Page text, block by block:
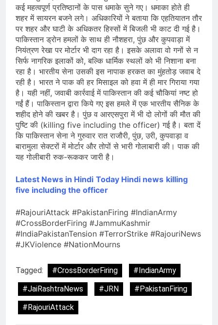
कई महत्वपूर्ण प्रतिष्ठानों के पास धमाके सुने गए। धमाका होते ही
शहर में सायरन बजने लगे। अधिकारियों ने बताया कि एहतियातन तौर
पर शहर और घाटी के अधिकतर हिस्सों में बिजली भी काट दी गई है।
पाकिस्तान ड्रोन हमलों के साथ ही नौशहरा, पुंछ और कुपवाड़ा में
नियंत्रण रेखा पर मोर्टार भी दाग रहा है। इसके अलावा वो गनों से न
सिर्फ नागरिक इलाकों को, बल्कि धार्मिक स्थलों को भी निशाना बना
रहा है। भारतीय सेना उसकी इस नापाक हरकत का मुंहतोड़ जवाब दे
रही है। भारत ने पाक की हर मिसाइल को हवा में ही मार गिराया गया
है। यही नहीं, जवाबी कार्रवाई में पाकिस्तान की कई चौकियां नष्ट हो
गईं हैं। पाकिस्तान द्वारा किये गए इस हमले में एक भारतीय सैनिक के
शहीद होने की खबर है। पुंछ व आरएसपुरा में भी दो लोगों की मौत की
पुष्टि की (killing five including the officer) गई है। बता दें
कि पाकिस्तान सेना ने गुरुवार रात राजौरी, पुंछ, उरी, कुपवाड़ा व
बारामुला सेक्टरों में मोर्टार और तोपों से भारी गोलाबारी की। पाक की
यह गोलीबारी रुक-रूककर जारी है।
Latest News in Hindi Today Hindi news killing
five including the officer
#RajouriAttack #PakistanFiring #IndianArmy
#CrossBorderFiring #JammuKashmir
#IndiaPakistanTension #TerrorStrike #RajouriNews
#JKViolence #NationMourns
Tagged: #CrossBorderFiring
#IndianArmy
#JaiRashtraNews
#JRN
#PakistanFiring
#RajouriAttack